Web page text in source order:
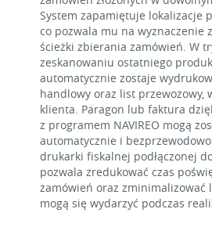
System zapamiętuje lokalizacje
co pozwala mu na wyznaczenie
ścieżki zbierania zamówień. W
zeskanowaniu ostatniego
automatycznie zostaje
handlowy oraz list przewozowy,
klienta. Paragon lub faktura
z programem NAVIREO mogą
automatycznie i
drukarki fiskalnej podłączonej
pozwala zredukować czas
zamówień oraz zminimalizować
mogą się wydarzyć podczas